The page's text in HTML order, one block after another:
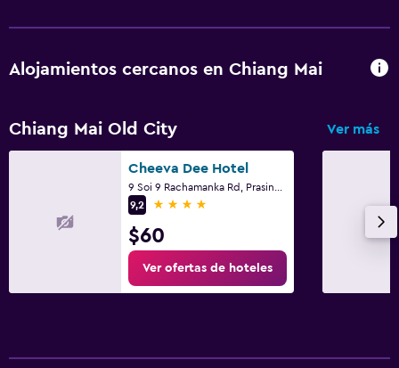
Alojamientos cercanos en Chiang Mai
Chiang Mai Old City Ver más
Cheeva Dee Hotel
9,2
4 estrellas
$60
Ver ofertas de hoteles